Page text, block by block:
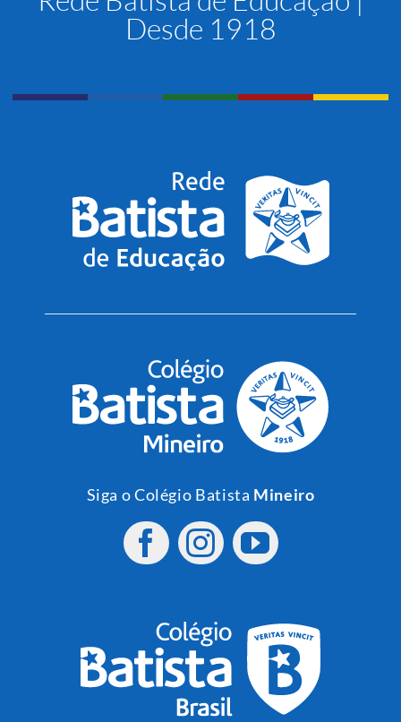
Desde 1918
Siga o Colégio Batista Mineiro